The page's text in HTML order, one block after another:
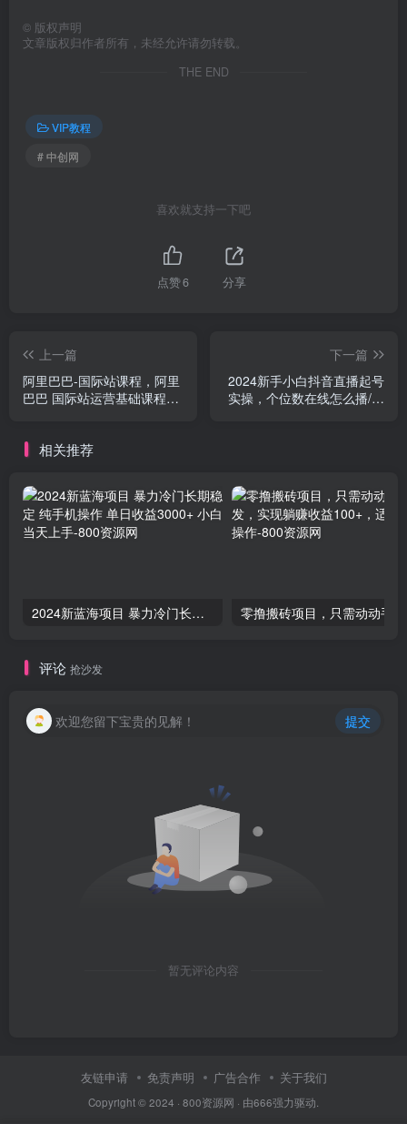
© 版权声明
文章版权归作者所有，未经允许请勿转载。
THE END
VIP教程
# 中创网
喜欢就支持一下吧
点赞6 分享
上一篇
阿里巴巴-国际站课程，阿里
巴巴 国际站运营基础课程
下一篇
2024新手小白抖音直播起号
实操，个位数在线怎么播/起
相关推荐
2024新蓝海项目 暴力冷门长期稳定 纯手机操作 单日收益3000+ 小白当天上手
评论 抢沙发
欢迎您留下宝贵的见解！ 提交
暂无评论内容
友链申请 免责声明 广告合作 关于我们
Copyright © 2024 · 800资源网 · 由666强力驱动.